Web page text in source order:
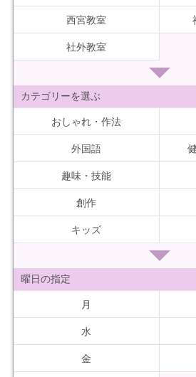
西宮教室
社外教室
カテゴリーを選ぶ
おしゃれ・作法
外国語
趣味・技能
創作
キッズ
曜日の指定
月
水
金